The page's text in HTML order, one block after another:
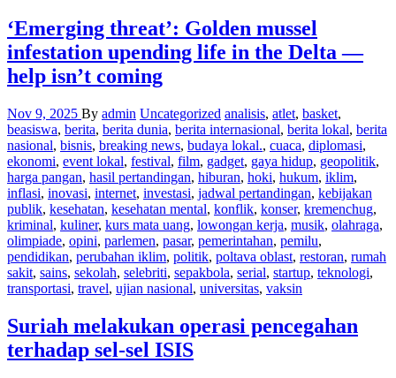
‘Emerging threat’: Golden mussel
infestation upending life in the Delta —
help isn’t coming
Nov 9, 2025 By admin Uncategorized analisis, atlet, basket,
beasiswa, berita, berita dunia, berita internasional, berita lokal, berita
nasional, bisnis, breaking news, budaya lokal., cuaca, diplomasi,
ekonomi, event lokal, festival, film, gadget, gaya hidup, geopolitik,
harga pangan, hasil pertandingan, hiburan, hoki, hukum, iklim,
inflasi, inovasi, internet, investasi, jadwal pertandingan, kebijakan
publik, kesehatan, kesehatan mental, konflik, konser, kremenchug,
kriminal, kuliner, kurs mata uang, lowongan kerja, musik, olahraga,
olimpiade, opini, parlemen, pasar, pemerintahan, pemilu,
pendidikan, perubahan iklim, politik, poltava oblast, restoran, rumah
sakit, sains, sekolah, selebriti, sepakbola, serial, startup, teknologi,
transportasi, travel, ujian nasional, universitas, vaksin
Suriah melakukan operasi pencegahan
terhadap sel-sel ISIS